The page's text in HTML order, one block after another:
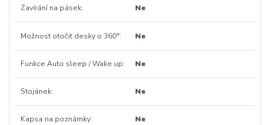
Zavírání na pásek Ne
Možnost otočit desky o 360° Ne
Funkce Auto sleep / Wake up Ne
Stojánek Ne
Kapsa na poznámky Ne